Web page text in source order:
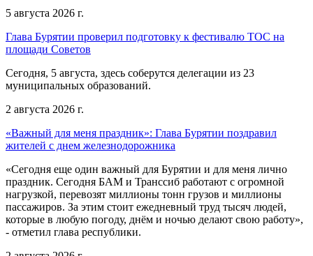
5 августа 2026 г.
Глава Бурятии проверил подготовку к фестивалю ТОС на
площади Советов
Сегодня, 5 августа, здесь соберутся делегации из 23
муниципальных образований.
2 августа 2026 г.
«Важный для меня праздник»: Глава Бурятии поздравил
жителей с днем железнодорожника
«Сегодня еще один важный для Бурятии и для меня лично
праздник. Сегодня БАМ и Транссиб работают с огромной
нагрузкой, перевозят миллионы тонн грузов и миллионы
пассажиров. За этим стоит ежедневный труд тысяч людей,
которые в любую погоду, днём и ночью делают свою работу»,
- отметил глава республики.